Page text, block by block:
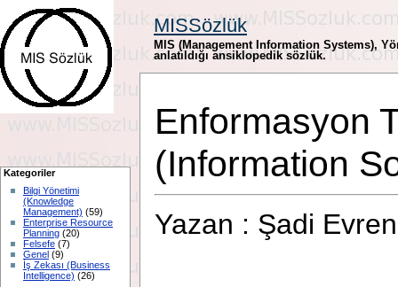
MISSözlük
MIS (Management Information Systems),
anlatıldığı ansiklopedik sözlük.
Kategoriler
Bilgi Yönetimi
(Knowledge
Management) (59)
Enterprise Resource
Planning (20)
Felsefe (7)
Genel (9)
İş Zekası (Business
Intelligence) (26)
Enformasyon
(Information
Yazan : Şadi